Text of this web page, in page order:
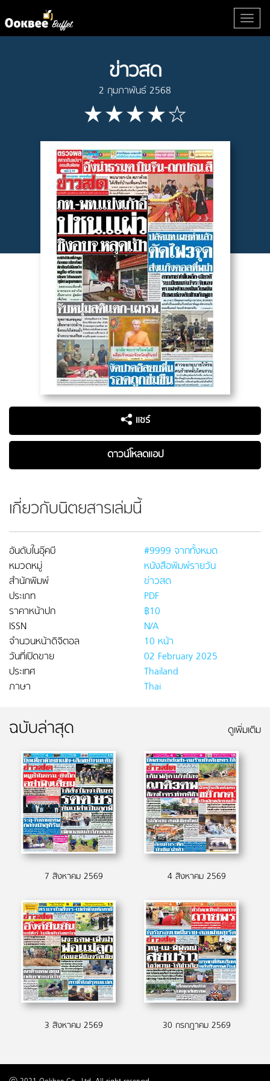
ข่าวสด
2 กุมภาพันธ์ 2568
แชร์
ดาวน์โหลดแอป
เกี่ยวกับนิตยสารเล่มนี้
อันดับในอุ๊คบี
#9999 จากทั้งหมด
หมวดหมู่
หนังสือพิมพ์รายวัน
สำนักพิมพ์
ข่าวสด
ประเภท
PDF
ราคาหน้าปก
฿10
ISSN
N/A
จำนวนหน้าดิจิตอล
10 หน้า
วันที่เปิดขาย
02 February 2025
ประเทศ
Thailand
ภาษา
Thai
ฉบับล่าสุด ดูเพิ่มเติม
7 สิงหาคม 2569 4 สิงหาคม 2569
3 สิงหาคม 2569 30 กรกฎาคม 2569